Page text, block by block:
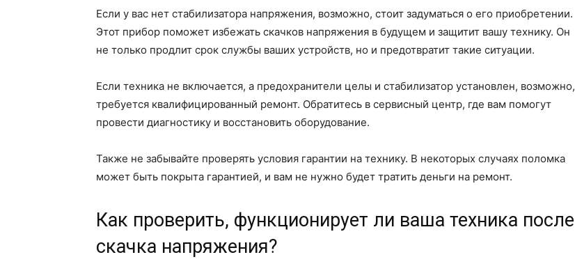
Если у вас нет стабилизатора напряжения, возможно, стоит задуматься о его приобретении.
Этот прибор поможет избежать скачков напряжения в будущем и защитит вашу технику. Он
не только продлит срок службы ваших устройств, но и предотвратит такие ситуации.
Если техника не включается, а предохранители целы и стабилизатор установлен, возможно,
требуется квалифицированный ремонт. Обратитесь в сервисный центр, где вам помогут
провести диагностику и восстановить оборудование.
Также не забывайте проверять условия гарантии на технику. В некоторых случаях поломка
может быть покрыта гарантией, и вам не нужно будет тратить деньги на ремонт.
Как проверить, функционирует ли ваша техника после
скачка напряжения?